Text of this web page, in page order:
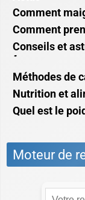
Comment
Comment
Conseils et
forme
Méthodes de
Nutrition et
Quel est le
Moteur de